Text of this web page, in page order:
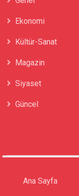
Ekonomi
Kültür-Sanat
Magazin
Siyaset
Güncel
Ana Sayfa